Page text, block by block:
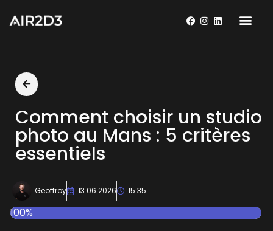
Comment choisir un studio
photo au Mans : 5 critères
essentiels
Geoffroy 13.06.2026 15:35
100%